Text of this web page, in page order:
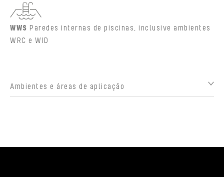
WWS Paredes internas de piscinas, inclusive ambientes
WRC e WID
Ambientes e áreas de aplicação